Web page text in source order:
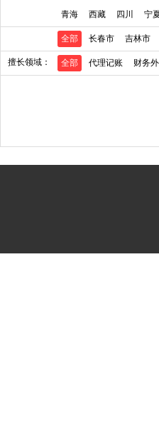
青海
西藏 四川 宁
全部 长春市 吉林市
擅长领域： 全部 代理记账 财务